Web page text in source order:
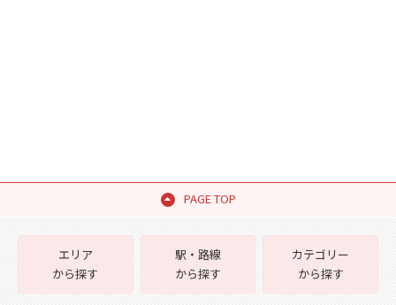
PAGE TOP
エリア
から探す
駅・路線
から探す
カテゴリー
から探す